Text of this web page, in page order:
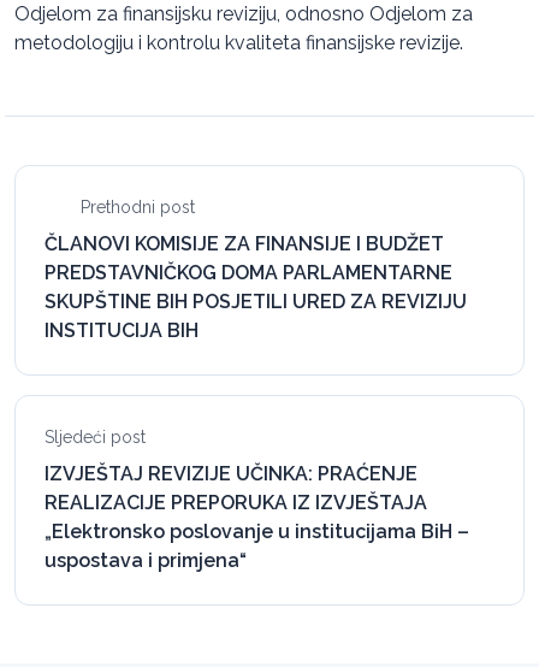
Odjelom za finansijsku reviziju, odnosno Odjelom za
metodologiju i kontrolu kvaliteta finansijske revizije.
Prethodni post
ČLANOVI KOMISIJE ZA FINANSIJE I BUDŽET
PREDSTAVNIČKOG DOMA PARLAMENTARNE
SKUPŠTINE BIH POSJETILI URED ZA REVIZIJU
INSTITUCIJA BIH
Sljedeći post
IZVJEŠTAJ REVIZIJE UČINKA: PRAĆENJE
REALIZACIJE PREPORUKA IZ IZVJEŠTAJA
„Elektronsko poslovanje u institucijama BiH –
uspostava i primjena“